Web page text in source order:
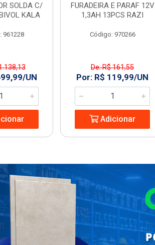
SOLDA C/
KALA
961228
UN
FURADEIRA E PARAF 12V
1,3AH 13PCS RAZI
Código: 970266
De: R$ 161,55
Por: R$ 119,99/UN
Adicionar